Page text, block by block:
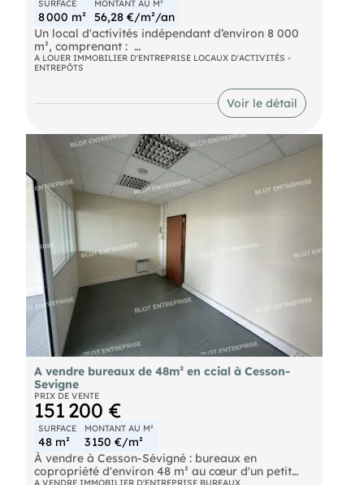
SURFACE
8 000 m²
MONTANT AU M²
56,28 €/m²/an
Un local d'activités indépendant d’environ 8 000
m², comprenant :
- 1 100 m² de bureaux répartis sur deux niveaux,
avec salle de réunions, salle de pauses, locaux
- 6 900 m² de stockage, 10.5 sous faitage,
accessible par 5 portes de plain-pied, et 8 portes
de 17 553 m² clos, accessible par 3 portails, avec
stockage extérieur et sous auvent. Les
informations sur les risques naturels, miniers, ou
technologiques, auxquels ces biens sont exposés,
sont disponibles sur le site
A LOUER IMMOBILIER D'ENTREPRISE LOCAUX D'ACTIVITÉS -
ENTREPÔTS
Voir le détail
A vendre bureaux de 48m² en ccial à Cesson-
Sevigne
PRIX DE VENTE
151 200 €
SURFACE
48 m²
MONTANT AU M²
3 150 €/m²
À vendre à Cesson-Sévigné : bureaux en
copropriété d'environ 48 m² au cœur d'un petit
A VENDRE IMMOBILIER D'ENTREPRISE BUREAUX